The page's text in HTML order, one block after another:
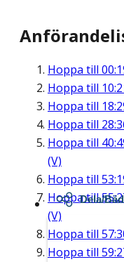
Hoppa till
Hoppa till
Hoppa till
Hoppa till
Hoppa till
(V)
Hoppa till
Hoppa till
(V)
Hoppa till
Hoppa till
Dela/